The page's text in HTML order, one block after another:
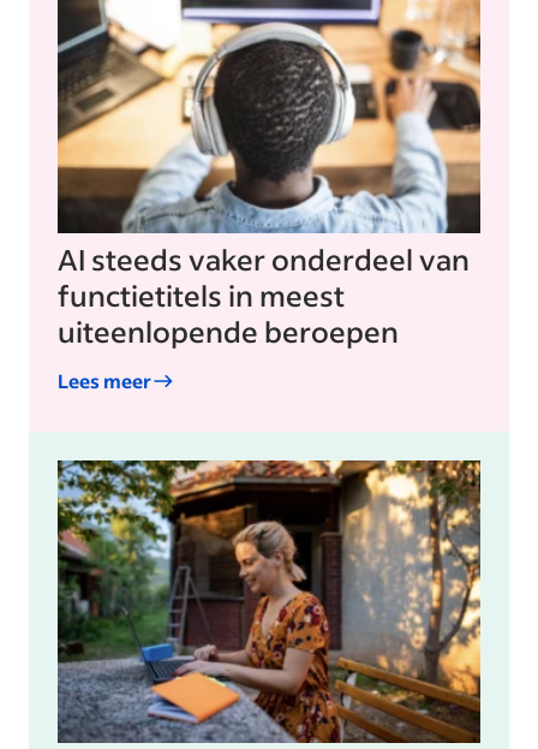
AI steeds vaker onderdeel van
functietitels in meest
uiteenlopende beroepen
Lees meer